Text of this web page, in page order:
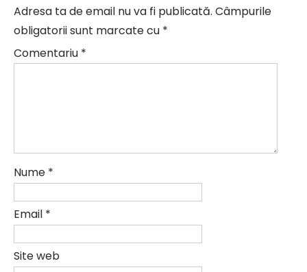
Adresa ta de email nu va fi publicată. Câmpurile
obligatorii sunt marcate cu *
Comentariu *
Nume *
Email *
Site web